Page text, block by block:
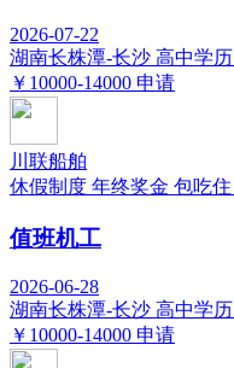
2026-07-22
湖南长株潭-长沙 高中学历
￥10000-14000 申请
川联船舶
休假制度 年终奖金 包吃住
值班机工
2026-06-28
湖南长株潭-长沙 高中学历
￥10000-14000 申请